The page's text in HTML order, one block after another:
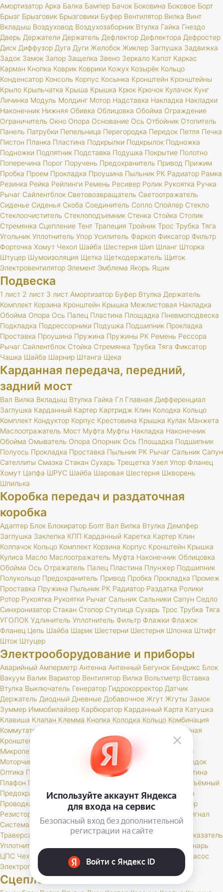
Амортизатор Арка Балка Бампер Бачок Боковина Боковое Борт
Брызг Брызговик Брызговики Буфер Вентилятор Вилка Винт
Вкладыш Воздуховод Воздухозаборник Втулка Гайка Гнездо
Дверь Держатели Держатель Дефлектор Дефлектора Дефростер
Диск Диффузор Дуга Дуги Желобок Жиклер Заглушка Задвижка
Задок Замок Запор Защелка Звено Зеркало Капот Каркас
Карман Кнопка Коврик Коврики Кожух Козырёк Кольцо
Конденсатор Консоль Корпус Косынка Кронштейн Кронштейны
Крыло Крыльчатка Крыша Крышка Крюк Крючок Кулачок Кунг
Личинка Модуль Молдинг Мотор Надставка Накладка Накладки
Наконечник Нижняя Обивка Облицовка Обойма Ограждение
Ограничитель Окно Опора Основание Ось Отбойник Отопитель
Панель Патрубки Пепельница Перегородка Передок Петля Печка
Пистон Планка Пластина Подкрылки Подкрылок Подножка
Подножки Подпятник Подставка Подушка Покрытие Полотно
Поперечина Порог Поручень Предохранитель Привод Прижим
Пробка Проем Прокладка Проушина Пыльник РК Радиатор Рамка
Резинка Рейка Рейлинги Ремень Ресивер Ролик Рукоятка Ручка
Рычаг Сайлентблок Световозвращатель Светоотражатель
Сиденье Сиденья Скоба Соединитель Сопло Спойлер Стекло
Стеклоочиститель Стеклоподъемник Стенка Стойка Столик
Стремянка Сцепление Тент Трапеция Тройник Трос Трубка Тяга
Угольник Уплотнитель Упор Усилитель Фаркоп Фиксатор Фильтр
Форточка Хомут Чехол Шайба Шестерня Шип Шланг Шторка
Штуцер Шумоизоляция Щетка Щеткодержатель Щиток
Электровентилятор Элемент Эмблема Якорь Ящик
Подвеска
1 лист 2 лист 3 лист Амортизатор Буфер Втулка Держатель
Комплект Корзина Кронштейн Крышка Межлистовая Накладка
Обойма Опора Ось Палец Пластина Площадка Пневмоподвеска
Подкладка Подрессорники Подушка Подшипник Прокладка
Проставка Проушина Пружина Пружины РК Ремень Рессора
Рычаг Сайлентблок Стойка Стремянка Трубка Тяга Фиксатор
Чашка Шайба Шарнир Штанга Щека
Карданная передача, передний,
задний мост
Вал Вилка Вкладыш Втулка Гайка Гл Главная Дифференциал
Заглушка Карданный Картер Картридж Клин Колодка Кольцо
Комплект Кондуктор Корпус Крестовина Крышка Кулак Манжета
Маслоотражатель Мост Муфта Муфты Накладка Наконечник
Обойма Омыватель Опора Опорник Ось Площадка Подшипник
Полуось Прокладка Проставка Пыльник РК Рычаг Сальник Сапун
Сателлиты Смазка Стакан Сухарь Трещетка Узел Упор Фланец
Хомут Цапфа ШРУС Шайба Шаровая Шестерня Шкворень
Шпилька
Коробка передач и раздаточная
коробка
Адаптер Блок Блокиратор Болт Вал Вилка Втулка Демпфер
Заглушка Заклепка КПП Карданный Каретка Картер Клин
Колпачок Кольцо Комплект Корзина Корпус Кронштейн Крышка
Кулиса Масло Маслоотражатель Муфта Наконечник Облицовка
Обойма Ось Отражатель Палец Пластина Плунжер Подшипник
Полукольцо Предохранитель Привод Пробка Прокладка Промеж
Проставка Пружина Пыльник РК Радиатор Раздатка Ролики
Ротор Рукоятка Рукоятки Рычаг Сальник Сальники Сапун Седло
Синхронизатор Стакан Стопор Ступица Сухарь Трос Трубка Тяга
УГОЛОК Удлинитель Уплотнитель Фильтр Флажки Флажок
Фланец Цепь Шайба Шарик Шестерни Шестерня Шпонка Штифт
Шток Штуцер
Электрооборудование и приборы
Аварийный Амперметр Антенна Антенный Бегунок Бендикс Блок
Вакуум Валик Вариатор Вентилятор Вилка Вольтметр Вставка
Втулка Выключатель Генератор Гидрокорректор Датчик
Держатель Диодный Дневные Добавочное Жгут Жгуты Замок
Зуммер Иммобилайзер Карбюратор Карданный Карта Катушка
Клавиша Клапан Клемма Кнопка Колодка Кольцо Комбинация
Коммутатор
Контактная
Кронштейн
Личинка
Магнитола
Микропереключатель
Модуль Мост Мотор
Моторедуктор
Моторчик
Наконечник Насос Ножной
Ободок
Оптика Патрон Переключатель Переходник
Пластина
Плафон Повторитель
Подъёмный
Предохранитель Прибор Прикуриватель Провод Провода
Проводка
Проставка Пульт Пыльник РК Разъем
Регулятор
Резистор
Реостат Решетка Розетка
Сигнал
Система
Скоба Соединитель Спидометр Стартер Стекло
Траверса
Транспондер Трос Трубка
Указатель
Уплотнитель
Фонарь
ЦПС Чехол Щетка
Электробензонасос
Электропривод
Якорь
Сцепление